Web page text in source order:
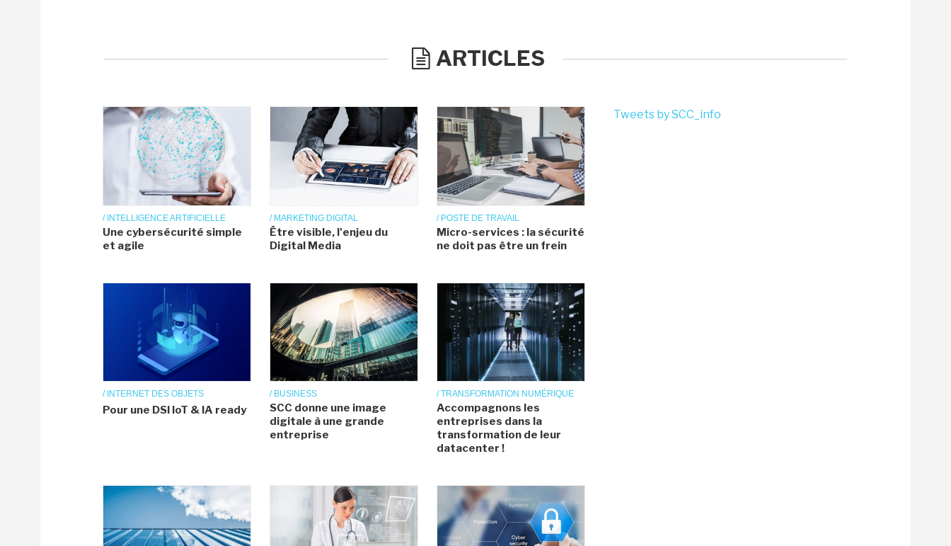
ARTICLES
/ INTELLIGENCE ARTIFICIELLE
Une cybersécurité simple
et agile
/ MARKETING DIGITAL
Être visible, l'enjeu du
Digital Media
/ POSTE DE TRAVAIL
Micro-services : la sécurité
ne doit pas être un frein
/ INTERNET DES OBJETS
Pour une DSI IoT & IA ready
/ BUSINESS
SCC donne une image
digitale à une grande
entreprise
/ TRANSFORMATION NUMÉRIQUE
Accompagnons les
entreprises dans la
transformation de leur
datacenter !
Tweets by SCC_info